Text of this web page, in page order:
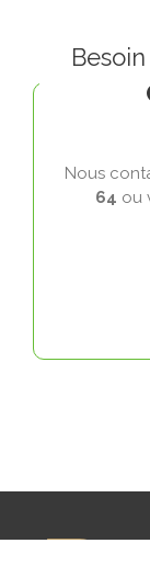
Nous
64 ou